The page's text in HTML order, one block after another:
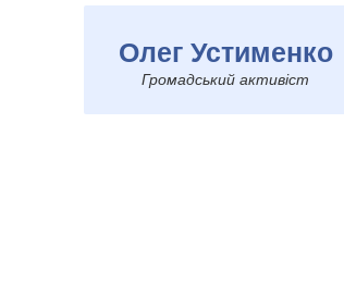
Олег Устименко
Громадський активіст